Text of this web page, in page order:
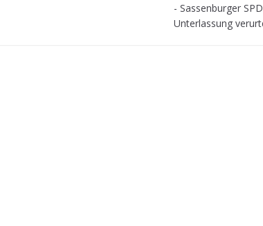
- Sas­sen­bur­ger
Unter­las­sung